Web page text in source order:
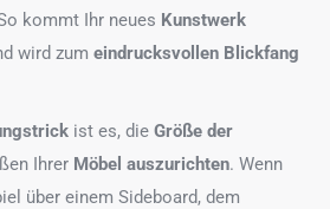
kommt Ihr neues Kunstwerk
wird zum eindrucksvollen Blickfang
ist es, die Größe der
Ihrer Möbel auszurichten. Wenn
über einem Sideboard, dem